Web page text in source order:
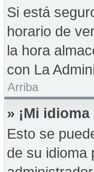
Si está
horario de
la hora
con La
Arriba
» ¡Mi
Esto se
de su idioma